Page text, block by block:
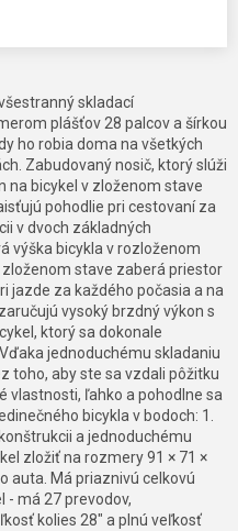
skladací
plášťov 28 palcov a šírkou
ho robia doma na všetkých
Zabudovaný nosič, ktorý slúži
na bicykel v zloženom stave
pohodlie pri cestovaní za
v dvoch základných
výška bicykla v rozloženom
zloženom stave zaberá priestor
jazde za každého počasia a na
vysoký brzdný výkon s
ktorý sa dokonale
jednoduchému skladaniu
toho, aby ste sa vzdali pôžitku
vlastnosti, ľahko a pohodlne sa
bicykla v bodoch: 1.
a jednoduchému
zložiť na rozmery 91 × 71 ×
auta. Má priaznivú celkovú
- má 27 prevodov,
kolies 28" a plnú veľkosť